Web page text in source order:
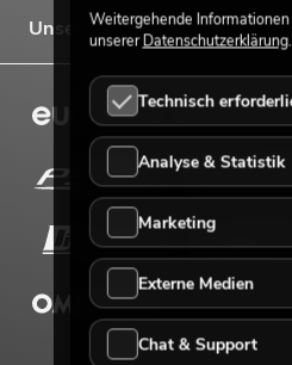
Unsere Marken
Weitergehende
unsererDatenschutzerklärung.
Technisch
Analyse & Statistik
Marketing
Externe Medien
Chat & Support